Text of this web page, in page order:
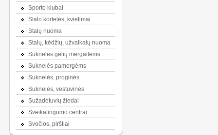
Sporto klubai
Stalo kortelės, kvietimai
Stalų nuoma
Stalų, kėdžių, užvalkalų nuoma
Suknelės gėlių mergaitėms
Suknelės pamergėms
Suknelės, proginės
Suknelės, vestuvinės
Sužadėtuvių žiedai
Sveikatingumo centrai
Svočios, piršliai